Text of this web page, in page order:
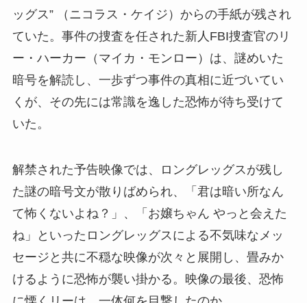
ッグス” （ニコラス・ケイジ）からの手紙が残され
ていた。事件の捜査を任された新人FBI捜査官のリ
ー・ハーカー（マイカ・モンロー）は、謎めいた
暗号を解読し、一歩ずつ事件の真相に近づいてい
くが、その先には常識を逸した恐怖が待ち受けて
いた。
解禁された予告映像では、ロングレッグスが残し
た謎の暗号文が散りばめられ、「君は暗い所なん
て怖くないよね？」、「お嬢ちゃん やっと会えた
ね」といったロングレッグスによる不気味なメッ
セージと共に不穏な映像が次々と展開し、畳みか
けるように恐怖が襲い掛かる。映像の最後、恐怖